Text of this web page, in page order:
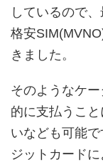
しているので
格安
きました。
そのようなケ
的に支払うこ
いなども可能
ジットカードに